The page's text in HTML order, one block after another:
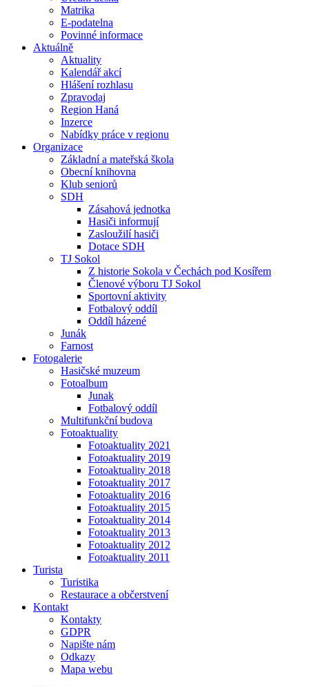
Matrika
E-podatelna
Povinné informace
Aktuálně
Aktuality
Kalendář akcí
Hlášení rozhlasu
Zpravodaj
Region Haná
Inzerce
Nabídky práce v regionu
Organizace
Základní a mateřská škola
Obecní knihovna
Klub seniorů
SDH
Zásahová jednotka
Hasiči informují
Zasloužilí hasiči
Dotace SDH
TJ Sokol
Z historie Sokola v Čechách pod Kosířem
Členové výboru TJ Sokol
Sportovní aktivity
Fotbalový oddíl
Oddíl házené
Junák
Farnost
Fotogalerie
Hasičské muzeum
Fotoalbum
Junak
Fotbalový oddíl
Multifunkční budova
Fotoaktuality
Fotoaktuality 2021
Fotoaktuality 2019
Fotoaktuality 2018
Fotoaktuality 2017
Fotoaktuality 2016
Fotoaktuality 2015
Fotoaktuality 2014
Fotoaktuality 2013
Fotoaktuality 2012
Fotoaktuality 2011
Turista
Turistika
Restaurace a občerstvení
Kontakt
Kontakty
GDPR
Napište nám
Odkazy
Mapa webu